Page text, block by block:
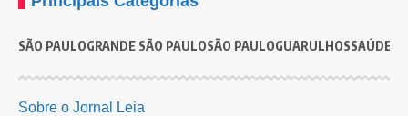
NACIONAL
Rio de Janeiro tem 10 casos confirmados de Febre
SÃO PAULOGRANDE SÃO PAULOSÃO PAULOGUARULHOSSAÚDE
Sobre o Jornal Leia